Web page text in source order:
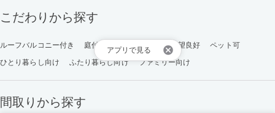
アプリで見る
こだわりから探す
ルーフバルコニー付き 庭付き 日当たり良好 眺望良好
ペット可
ひとり暮らし向け
ふたり暮らし向け ファミリー向け
間取りから探す